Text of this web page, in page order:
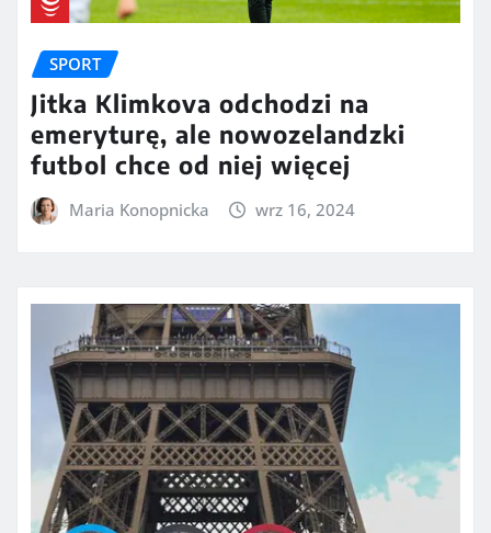
SPORT
Jitka Klimkova odchodzi na
emeryturę, ale nowozelandzki
futbol chce od niej więcej
Maria Konopnicka wrz 16, 2024